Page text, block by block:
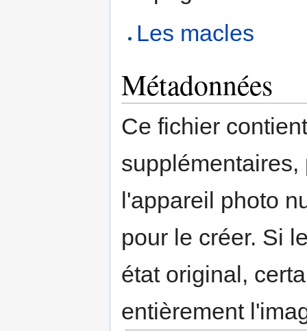
Les macles
Métadonnées
Ce fichier
l'appareil photo
pour le créer. Si
état original,
entièrement